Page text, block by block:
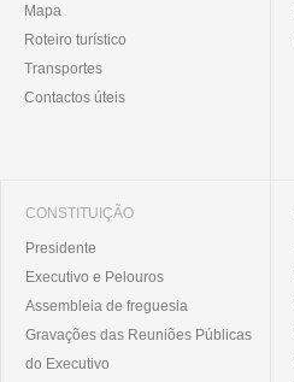
Mapa
Roteiro turístico
Transportes
Contactos úteis
CONSTITUIÇÃO
Presidente
Executivo e Pelouros
Assembleia de freguesia
Gravações das Reuniões Públicas
do Executivo